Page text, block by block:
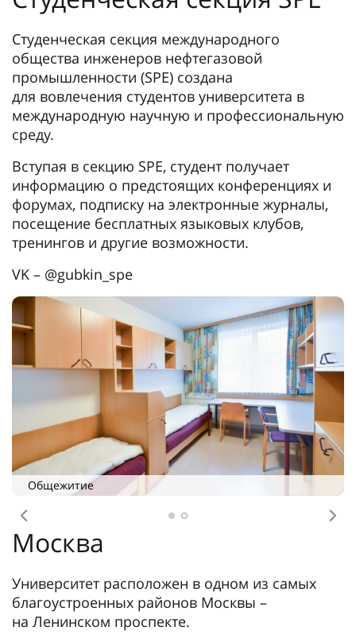
Студенческая секция международного
общества инженеров нефтегазовой
промышленности (SPE) создана
для вовлечения студентов университета в
международную научную и профессиональную
среду.
Вступая в секцию SPE, студент получает
информацию о предстоящих конференциях и
форумах, подписку на электронные журналы,
посещение бесплатных языковых клубов,
тренингов и другие возможности.
VK – @gubkin_spe
Общежитие
Предыдущее
Москва
Университет расположен в одном из самых
благоустроенных районов Москвы –
на Ленинском проспекте.